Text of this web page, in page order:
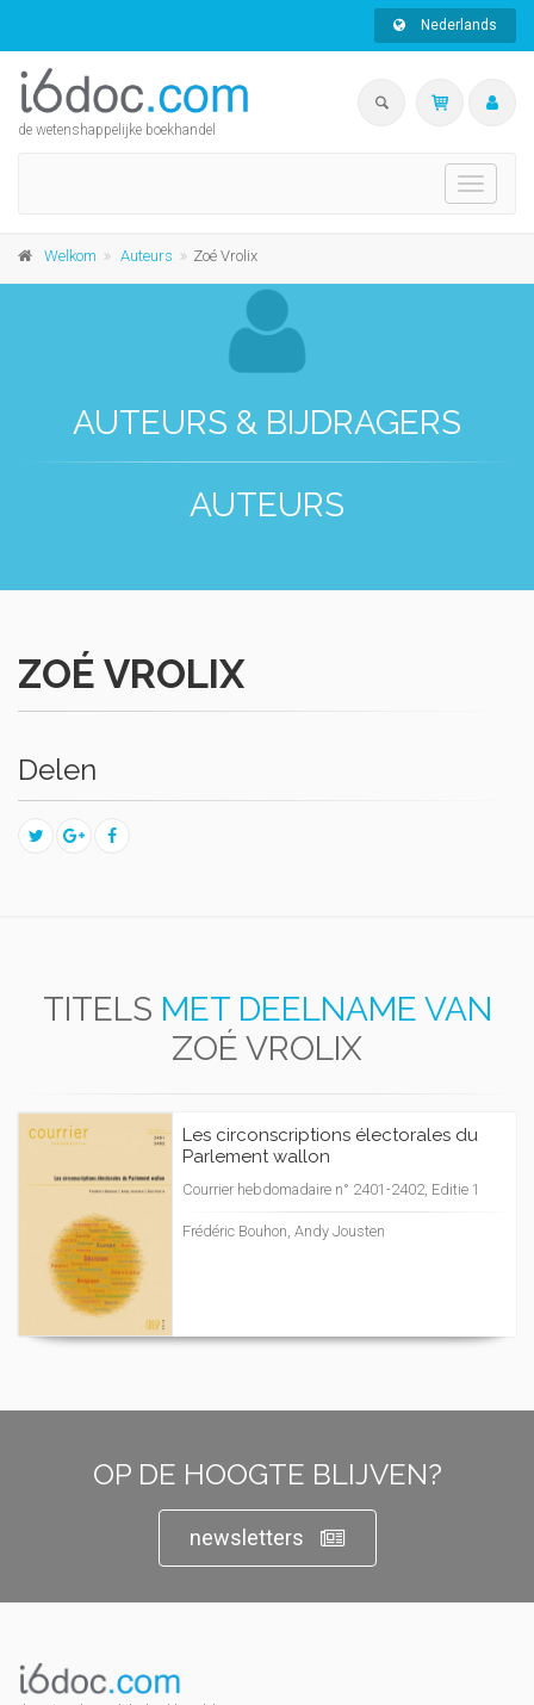
Nederlands
de wetenshappelijke boekhandel
Toggle
Welkom Auteurs Zoé Vrolix
AUTEURS & BIJDRAGERS
AUTEURS
ZOÉ VROLIX
Delen
TITELS MET DEELNAME VAN
ZOÉ VROLIX
Les circonscriptions électorales du
Parlement wallon
Courrier hebdomadaire n° 2401-2402, Editie 1
Frédéric Bouhon, Andy Jousten
OP DE HOOGTE BLIJVEN?
newsletters